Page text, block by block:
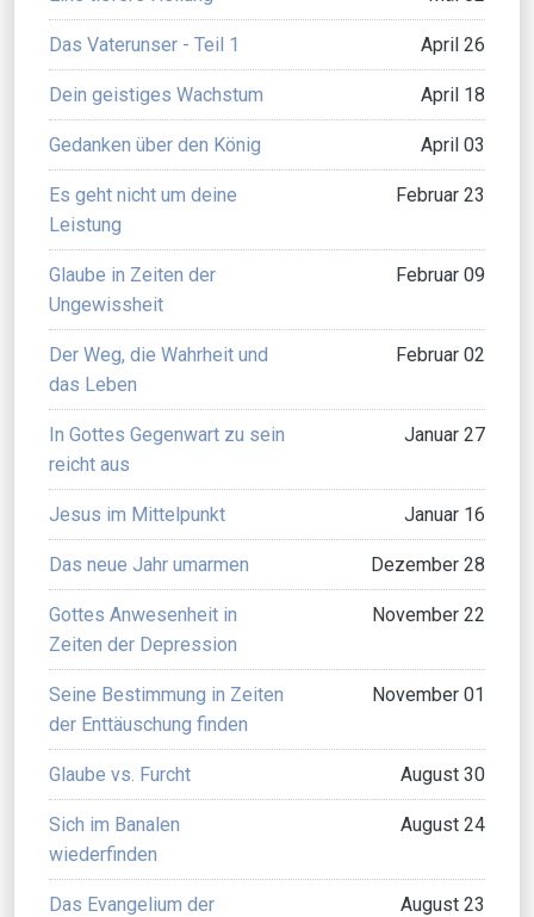
Das Vaterunser - Teil 1 April 26
Dein geistiges Wachstum April 18
Gedanken über den König April 03
Es geht nicht um deine
Leistung
Februar 23
Glaube in Zeiten der
Ungewissheit
Februar 09
Der Weg, die Wahrheit und
das Leben
Februar 02
In Gottes Gegenwart zu sein
reicht aus
Januar 27
Jesus im Mittelpunkt Januar 16
Das neue Jahr umarmen Dezember 28
Gottes Anwesenheit in
Zeiten der Depression
November 22
Seine Bestimmung in Zeiten
der Enttäuschung finden
November 01
Glaube vs. Furcht August 30
Sich im Banalen
wiederfinden
August 24
Das Evangelium der
August 23